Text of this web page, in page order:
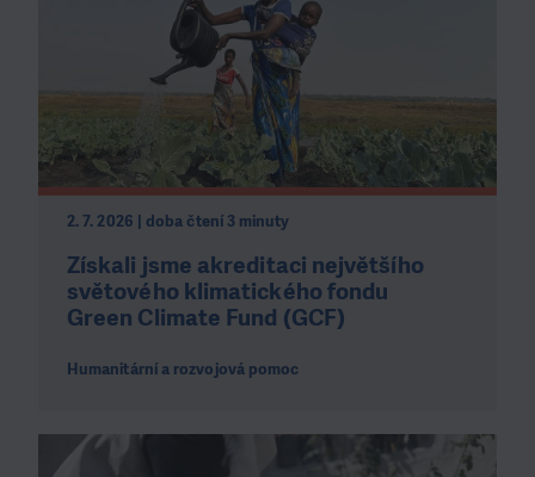
2. 7. 2026 | doba čtení 3 minuty
Získali jsme akreditaci největšího
světového klimatického fondu
Green Climate Fund (GCF)
Humanitární a rozvojová pomoc